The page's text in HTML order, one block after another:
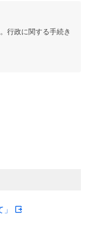
行政に関する手続き